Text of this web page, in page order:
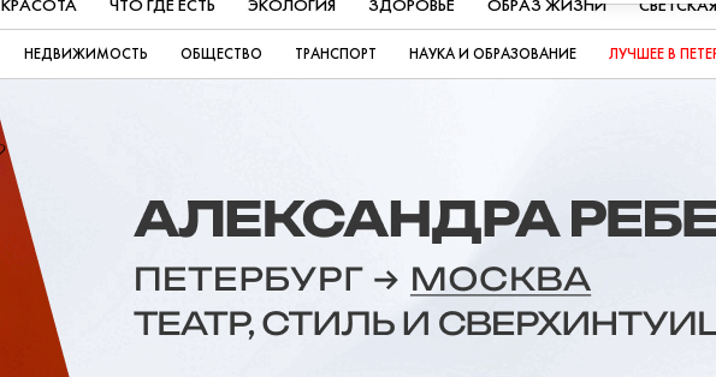
КРАСОТА ЧТО ГДЕ ЕСТЬ ЭКОЛОГИЯ ЗДОРОВЬЕ ОБРАЗ ЖИЗНИ
НЕДВИЖИМОСТЬ ОБЩЕСТВО ТРАНСПОРТ НАУКА И ОБРАЗОВАНИЕ ЛУЧШЕЕ В